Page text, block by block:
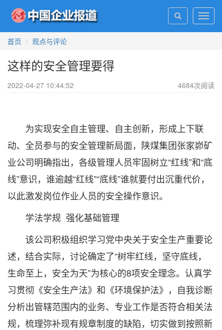
首页
观点与评论
这样的安全管理要得
2022-04-27 10:44:52 4684次阅读
为实现安全自主管理、自主创新，形成上下联
动、全员参与的安全管理新局面，陕煤集团张家峁矿
业公司明确指出，各级管理人员牢固树立“红线”和“底
线”意识，谁逾越“红线”“底线”谁就要付出沉重代价，
以此激发岗位作业人员的安全操作意识。
学法学规 强化基础管理
该公司积极组织学习党中央关于安全生产重要论
述，结合实际，讨论确定了“树牢红线，坚守底线，
生命至上，安全为天”为核心的8项安全理念。认真学
习贯彻《安全生产法》和《环境保护法》，自我诊断
分析出管辖范围内的业务、专业工作是否符合相关法
规，梳理弥补现有规章制度的缺陷，切实做到按照新